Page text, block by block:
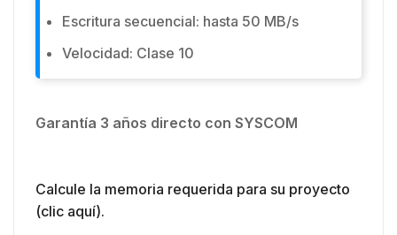
Escritura secuencial: hasta 50 MB/s
Velocidad: Clase 10
Garantía 3 años directo con SYSCOM
Calcule la memoria requerida para su proyecto
(clic aquí).